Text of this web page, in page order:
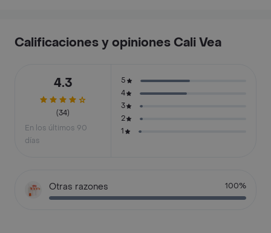
Calificaciones y opiniones Cali Vea
4.3
(34)
En los últimos 90
días
5
4
3
2
1
Otras razones 100%